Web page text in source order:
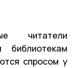
читатели
библиотекам
спросом у